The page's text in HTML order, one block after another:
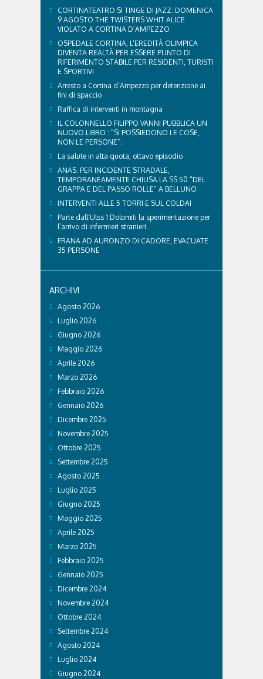
CORTINATEATRO SI TINGE DI JAZZ: DOMENICA
9 AGOSTO THE TWISTERS WHIT ALICE
VIOLATO A CORTINA D’AMPEZZO
OSPEDALE CORTINA, L’EREDITÀ OLIMPICA
DIVENTA REALTÀ PER ESSERE PUNTO DI
RIFERIMENTO STABILE PER RESIDENTI, TURISTI
E SPORTIVI
Arresto a Cortina d’Ampezzo per detenzione ai
fini di spaccio
Raffica di interventi in montagna
IL COLONNELLO FILIPPO VANNI PUBBLICA UN
NUOVO LIBRO : “SI POSSIEDONO LE COSE,
NON LE PERSONE”.
La salute in alta quota, ottavo episodio
ANAS: PER INCIDENTE STRADALE,
TEMPORANEAMENTE CHIUSA LA SS 50 “DEL
GRAPPA E DEL PASSO ROLLE” A BELLUNO
INTERVENTI ALLE 5 TORRI E SUL COLDAI
Parte dall’Ulss 1 Dolomiti la sperimentazione per
l’arrivo di infermieri stranieri.
FRANA AD AURONZO DI CADORE, EVACUATE
35 PERSONE
ARCHIVI
Agosto 2026
Luglio 2026
Giugno 2026
Maggio 2026
Aprile 2026
Marzo 2026
Febbraio 2026
Gennaio 2026
Dicembre 2025
Novembre 2025
Ottobre 2025
Settembre 2025
Agosto 2025
Luglio 2025
Giugno 2025
Maggio 2025
Aprile 2025
Marzo 2025
Febbraio 2025
Gennaio 2025
Dicembre 2024
Novembre 2024
Ottobre 2024
Settembre 2024
Agosto 2024
Luglio 2024
Giugno 2024